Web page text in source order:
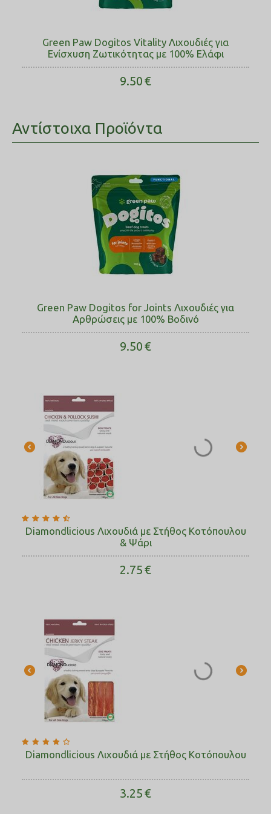
Green Paw Dogitos Vitality Λιχουδιές για
Ενίσχυση Ζωτικότητας με 100% Ελάφι
9.50€
Αντίστοιχα Προϊόντα
Green Paw Dogitos for Joints Λιχουδιές για
Αρθρώσεις με 100% Βοδινό
9.50€
Diamondlicious Λιχουδιά με Στήθος Κοτόπουλου
& Ψάρι
2.75€
Diamondlicious Λιχουδιά με Στήθος Κοτόπουλου
3.25€